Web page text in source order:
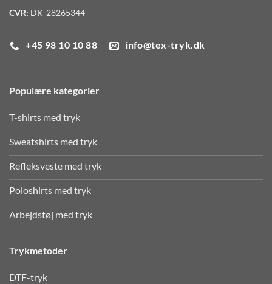
CVR: DK-28265344
+45 98 10 10 88 info@tex-tryk.dk
Populære kategorier
T-shirts med tryk
Sweatshirts med tryk
Refleksveste med tryk
Poloshirts med tryk
Arbejdstøj med tryk
Trykmetoder
DTF-tryk